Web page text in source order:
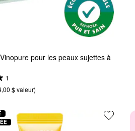
pour les peaux sujettes à
1
$ valeur)